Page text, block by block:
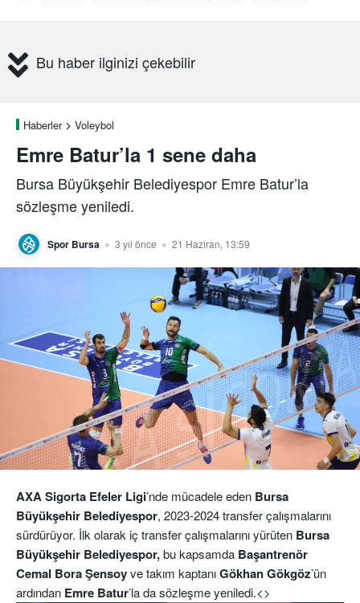
Bu haber ilginizi çekebilir
Haberler Voleybol
Emre Batur’la 1 sene daha
Bursa Büyükşehir Belediyespor Emre Batur’la
sözleşme yeniledi.
Spor Bursa 3 yıl önce 21 Haziran, 13:59
AXA Sigorta Efeler Ligi’nde mücadele eden Bursa
Büyükşehir Belediyespor, 2023-2024 transfer çalışmalarını
sürdürüyor. İlk olarak iç transfer çalışmalarını yürüten Bursa
Büyükşehir Belediyespor,bu kapsamda Başantrenör
Cemal Bora Şensoyve takım kaptanıGökhan Gökgöz’ün
ardından Emre Batur’la da sözleşme yeniledi.<>